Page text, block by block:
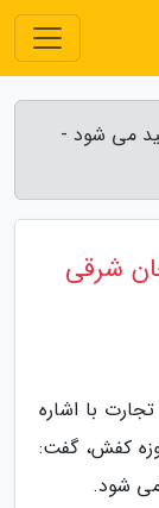
می شود -
شرقی
با اشاره
کفش، گفت: